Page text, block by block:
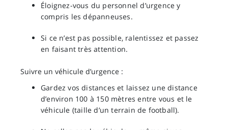
Éloignez-vous du personnel d’urgence y
compris les dépanneuses.
Si ce n’est pas possible, ralentissez et passez
en faisant très attention.
Suivre un véhicule d’urgence :
Gardez vos distances et laissez une distance
d’environ 100 à 150 mètres entre vous et le
véhicule (taille d’un terrain de football).